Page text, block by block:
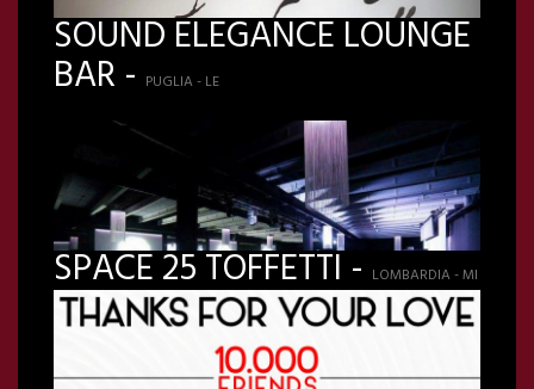
SOUND ELEGANCE LOUNGE
BAR - PUGLIA - LE
SPACE 25 TOFFETTI - LOMBARDIA - MI